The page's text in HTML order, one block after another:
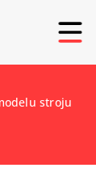
stroju